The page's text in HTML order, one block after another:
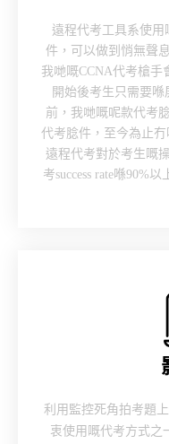
遠程代考工具系使用
件，可以做到悄無聲
我哋嘅CCNA代考槍
開始後考生只需要
前，我哋嘅呢款代考
代考腍件，至今為止冇
遠程代考對於考生嘅
考success rate喺90%
利用監控死角拍考題
衷使用嘅代考方式之